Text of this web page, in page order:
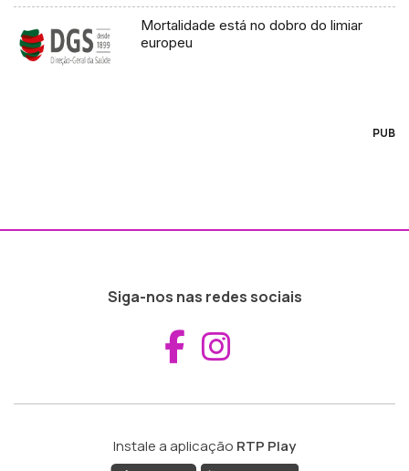
Mortalidade está no dobro do limiar
europeu
PUB
Siga-nos nas redes sociais
Aceder ao
Instale a aplicação RTP Play